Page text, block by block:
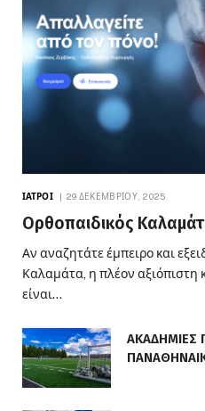
ΙΑΤΡΟΊ 29 ΔΕΚΕΜΒΡΊΟΥ, 2025
Ορθοπαιδικός
Αν αναζητάτε έμπειρο και
Καλαμάτα, η πλέον αξιόπιστη
είναι…
ΑΚΑΔΗΜΙΕΣ